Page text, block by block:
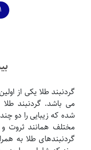
1
گردنبند طلا یکی از
می باشد. گردنبند
شده که زیبایی را دو
مختلف همانند ثروت
گردنبندهای طلا به